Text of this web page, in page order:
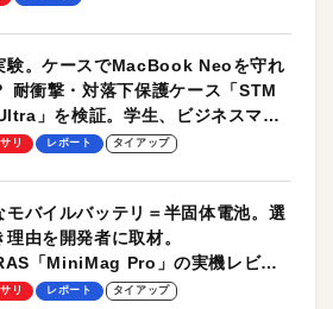
験。ケースでMacBook Neoを守れ
耐衝撃・対落下保護ケース「STM
」を検証。学生、ビジネスマン
イルユースに最適！
リ レポート タイアップ
モバイルバッテリ＝半固体電池。選
理由を開発者に取材。
「MiniMag Pro」の実機レビュ
リ レポート タイアップ